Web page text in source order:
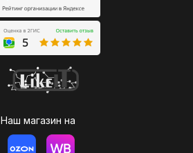
Наш магазин на